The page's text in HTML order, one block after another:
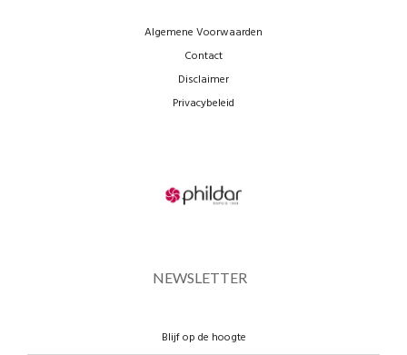
Algemene Voorwaarden
Contact
Disclaimer
Privacybeleid
NEWSLETTER
Blijf op de hoogte